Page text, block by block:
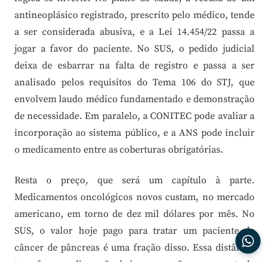
antineoplásico registrado, prescrito pelo médico, tende
a ser considerada abusiva, e a Lei 14.454/22 passa a
jogar a favor do paciente. No SUS, o pedido judicial
deixa de esbarrar na falta de registro e passa a ser
analisado pelos requisitos do Tema 106 do STJ, que
envolvem laudo médico fundamentado e demonstração
de necessidade. Em paralelo, a CONITEC pode avaliar a
incorporação ao sistema público, e a ANS pode incluir
o medicamento entre as coberturas obrigatórias.
Resta o preço, que será um capítulo à parte.
Medicamentos oncológicos novos custam, no mercado
americano, em torno de dez mil dólares por mês. No
SUS, o valor hoje pago para tratar um paciente de
câncer de pâncreas é uma fração disso. Essa distância